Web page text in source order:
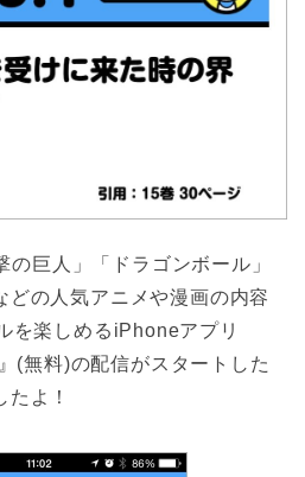
巨人」「ドラゴンボール」
どの人気アニメや漫画の内容
を楽しめるiPhoneアプリ
』(無料)の配信がスタートした
よ！